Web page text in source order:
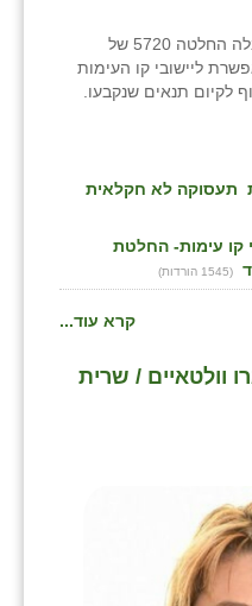
למרות מדיניות זו, לאחרונה התקבלה החלטה 5720 של
ליישובי קו העימות
לקיום תנאים שנקבעו.
תעסוקה לא חקלאית
קו עימות- החלטת
(1545 הורדות)
קרא עוד...
וולטאיים / שרית